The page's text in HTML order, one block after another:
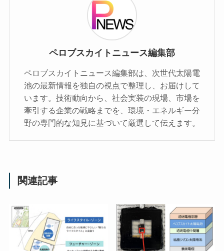
ペロブスカイトニュース編集部
ペロブスカイトニュース編集部は、次世代太陽電
池の最新情報を独自の視点で整理し、お届けして
います。技術動向から、社会実装の現場、市場を
牽引する企業の戦略までを、環境・エネルギー分
野の専門的な知見に基づいて厳選して伝えます。
関連記事